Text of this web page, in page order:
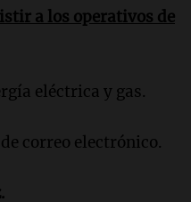
a los operativos de
eléctrica y gas.
correo electrónico.